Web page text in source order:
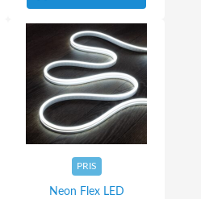
PRIS
Neon Flex LED